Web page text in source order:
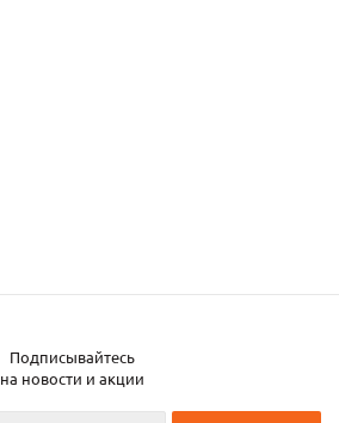
Подписывайтесь
на новости и акции